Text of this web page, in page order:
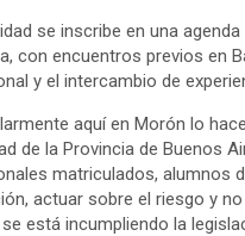
se inscribe en una
con encuentros previos en
y el intercambio de
aquí en Morón lo
de la Provincia de Buenos
matriculados, alumnos
actuar sobre el riesgo y
está incumpliendo la